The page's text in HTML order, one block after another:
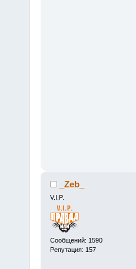
_Zeb_
V.I.P.
Сообщений: 1590
Репутация: 157